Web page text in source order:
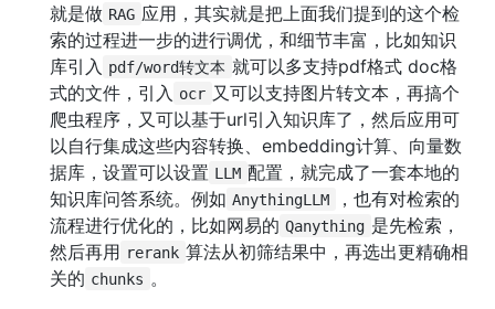
就是做 RAG 应用，其实就是把上面我们提到的这个检
索的过程进一步的进行调优，和细节丰富，比如知识
库引入 pdf/word转文本 就可以多支持pdf格式 doc格
式的文件，引入 ocr 又可以支持图片转文本，再搞个
爬虫程序，又可以基于url引入知识库了，然后应用可
以自行集成这些内容转换、embedding计算、向量数
据库，设置可以设置 LLM 配置，就完成了一套本地的
知识库问答系统。例如 AnythingLLM
，也有对检索的
流程进行优化的，比如网易的 Qanything 是先检索，
然后再用 rerank 算法从初筛结果中，再选出更精确相
关的 chunks 。